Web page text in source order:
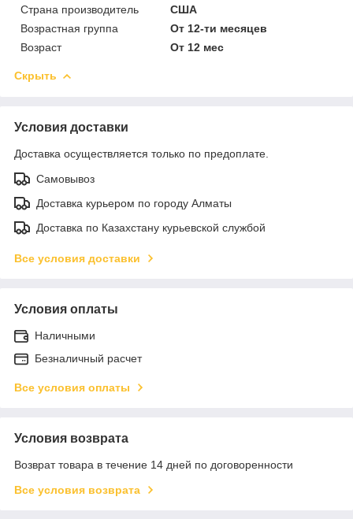
Страна производитель
США
Возрастная группа
От 12-ти месяцев
Возраст
От 12 мес
Скрыть
Условия доставки
Доставка осуществляется только по предоплате.
Самовывоз
Доставка курьером по городу Алматы
Доставка по Казахстану курьевской службой
Все условия доставки
Условия оплаты
Наличными
Безналичный расчет
Все условия оплаты
Условия возврата
Возврат товара в течение 14 дней по договоренности
Все условия возврата